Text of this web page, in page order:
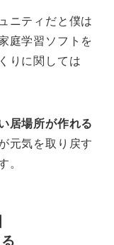
ニティだと僕は
庭学習ソフトを
りに関しては
居場所が作れる
元気を取り戻す
。